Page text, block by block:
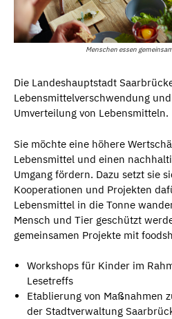
Menschen essen
Die Landeshauptstadt
Lebensmittelverschwendung
Umverteilung von Lebensmitteln.
Sie möchte eine höhere
Lebensmittel und einen
Umgang fördern. Dazu setzt sie
Kooperationen und Projekten
Lebensmittel in die Tonne
Mensch und Tier geschützt
gemeinsamen Projekte mit
Workshops für Kinder im
Lesetreffs
Etablierung von Maßnahmen
der Stadtverwaltung